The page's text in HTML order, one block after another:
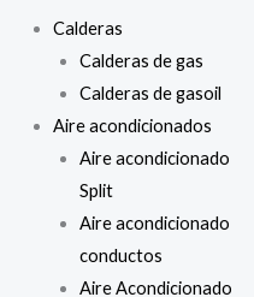
Calderas
Calderas de gas
Calderas de gasoil
Aire acondicionados
Aire acondicionado
Split
Aire acondicionado
conductos
Aire Acondicionado
Menú